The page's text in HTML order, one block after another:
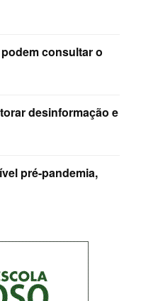
consultar o
desinformação e
pré-pandemia,